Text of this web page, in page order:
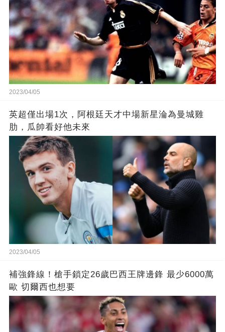
2023/04/05
英超僅出場1次，阿根廷天才中場新星淪為曼城雞
肋，瓜帥看好他未來
2023/04/05
補強鋒線！槍手鎖定26歲巴西王牌邊鋒 最少6000萬
歐 切爾西也想要